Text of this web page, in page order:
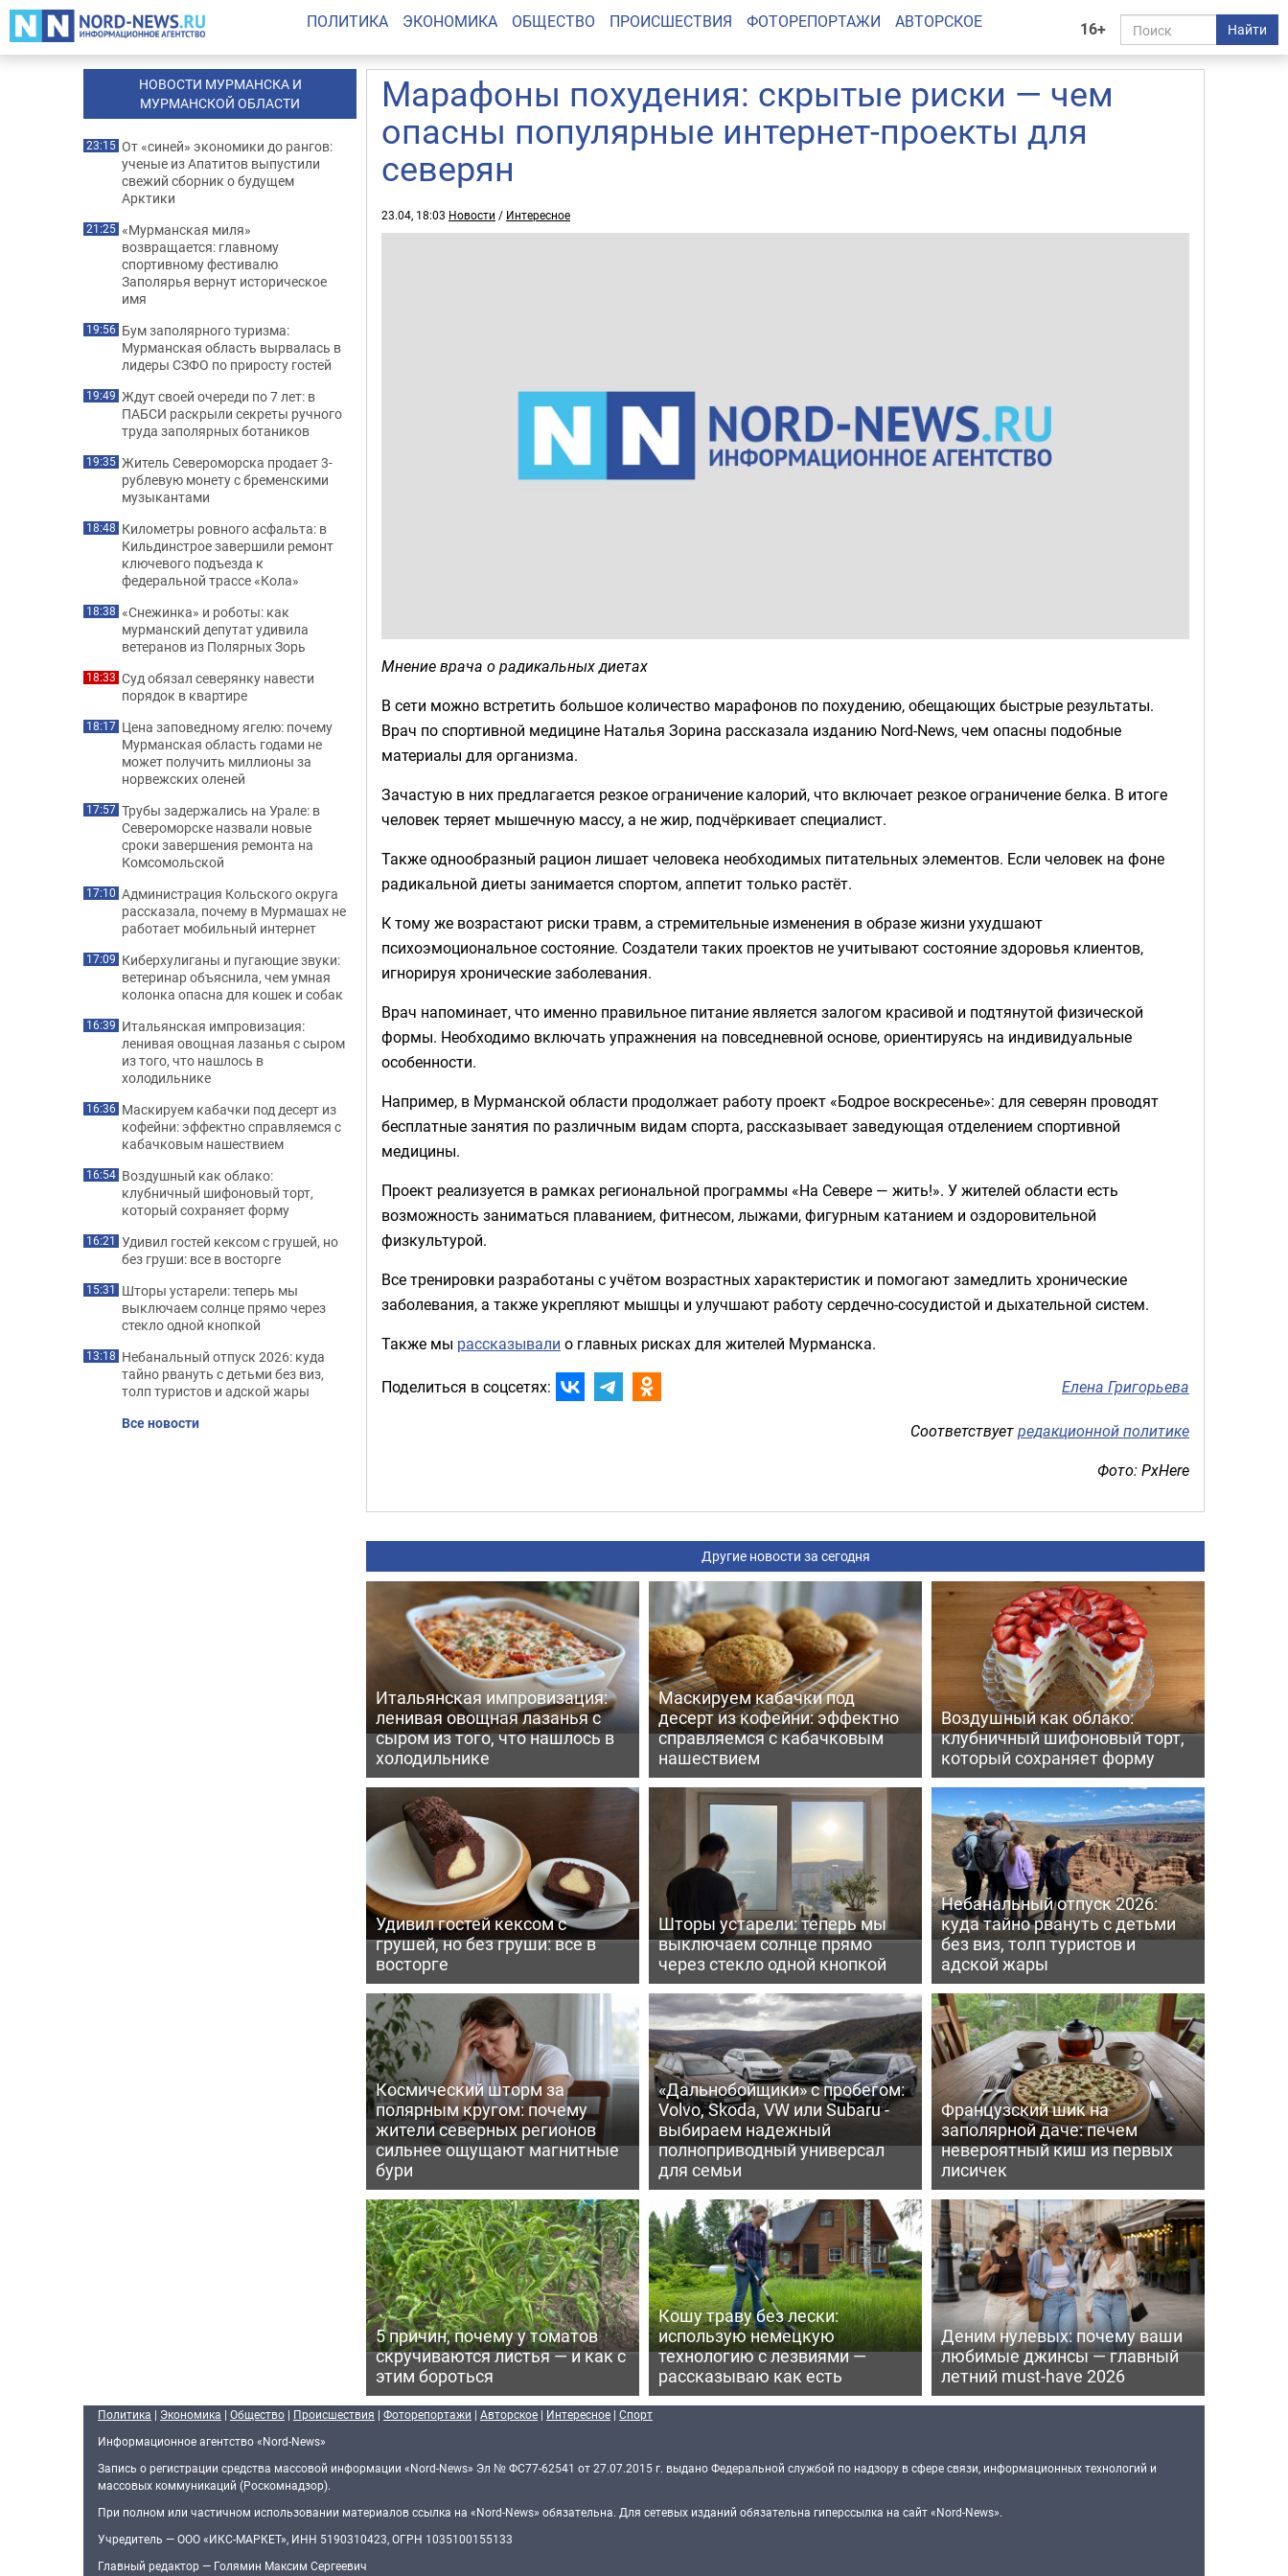
16+ Найти
ПОЛИТИКА ЭКОНОМИКА ОБЩЕСТВО ПРОИСШЕСТВИЯ ФОТОРЕПОРТАЖИ АВТОРСКОЕ
Марафоны похудения: скрытые риски — чем
опасны популярные интернет-проекты для
северян
23.04, 18:03 Новости / Интересное
Мнение врача о радикальных диетах
В сети можно встретить большое количество марафонов по похудению, обещающих быстрые результаты.
Врач по спортивной медицине Наталья Зорина рассказала изданию Nord-News, чем опасны подобные
материалы для организма.
Зачастую в них предлагается резкое ограничение калорий, что включает резкое ограничение белка. В итоге
человек теряет мышечную массу, а не жир, подчёркивает специалист.
Также однообразный рацион лишает человека необходимых питательных элементов. Если человек на фоне
радикальной диеты занимается спортом, аппетит только растёт.
К тому же возрастают риски травм, а стремительные изменения в образе жизни ухудшают
психоэмоциональное состояние. Создатели таких проектов не учитывают состояние здоровья клиентов,
игнорируя хронические заболевания.
Врач напоминает, что именно правильное питание является залогом красивой и подтянутой физической
формы. Необходимо включать упражнения на повседневной основе, ориентируясь на индивидуальные
особенности.
Например, в Мурманской области продолжает работу проект «Бодрое воскресенье»: для северян проводят
бесплатные занятия по различным видам спорта, рассказывает заведующая отделением спортивной
медицины.
Проект реализуется в рамках региональной программы «На Севере — жить!». У жителей области есть
возможность заниматься плаванием, фитнесом, лыжами, фигурным катанием и оздоровительной
физкультурой.
Все тренировки разработаны с учётом возрастных характеристик и помогают замедлить хронические
заболевания, а также укрепляют мышцы и улучшают работу сердечно-сосудистой и дыхательной систем.
Также мы рассказывали о главных рисках для жителей Мурманска.
Поделиться в соцсетях: Елена Григорьева
Соответствуетредакционной политике
Фото: PxHere
Другие новости за сегодня
Итальянская импровизация:
ленивая овощная лазанья с
сыром из того, что нашлось в
холодильнике
Маскируем кабачки под
десерт из кофейни: эффектно
справляемся с кабачковым
нашествием
Воздушный как облако:
клубничный шифоновый торт,
который сохраняет форму
Удивил гостей кексом с
грушей, но без груши: все в
восторге
Шторы устарели: теперь мы
выключаем солнце прямо
через стекло одной кнопкой
Небанальный отпуск 2026:
куда тайно рвануть с детьми
без виз, толп туристов и
адской жары
Космический шторм за
полярным кругом: почему
жители северных регионов
сильнее ощущают магнитные
бури
«Дальнобойщики» с пробегом:
Volvo, Skoda, VW или Subaru -
выбираем надежный
полноприводный универсал
для семьи
Французский шик на
заполярной даче: печем
невероятный киш из первых
лисичек
5 причин, почему у томатов
скручиваются листья — и как с
этим бороться
Кошу траву без лески:
использую немецкую
технологию с лезвиями —
рассказываю как есть
Деним нулевых: почему ваши
любимые джинсы — главный
летний must-have 2026
НОВОСТИ МУРМАНСКА И
МУРМАНСКОЙ ОБЛАСТИ
23:15 От «синей» экономики до рангов:
ученые из Апатитов выпустили
свежий сборник о будущем
Арктики
21:25 «Мурманская миля»
возвращается: главному
спортивному фестивалю
Заполярья вернут историческое
имя
19:56 Бум заполярного туризма:
Мурманская область вырвалась в
лидеры СЗФО по приросту гостей
19:49 Ждут своей очереди по 7 лет: в
ПАБСИ раскрыли секреты ручного
труда заполярных ботаников
19:35 Житель Североморска продает 3-
рублевую монету с бременскими
музыкантами
18:48 Километры ровного асфальта: в
Кильдинстрое завершили ремонт
ключевого подъезда к
федеральной трассе «Кола»
18:38 «Снежинка» и роботы: как
мурманский депутат удивила
ветеранов из Полярных Зорь
18:33 Суд обязал северянку навести
порядок в квартире
18:17 Цена заповедному ягелю: почему
Мурманская область годами не
может получить миллионы за
норвежских оленей
17:57 Трубы задержались на Урале: в
Североморске назвали новые
сроки завершения ремонта на
Комсомольской
17:10 Администрация Кольского округа
рассказала, почему в Мурмашах не
работает мобильный интернет
17:09 Киберхулиганы и пугающие звуки:
ветеринар объяснила, чем умная
колонка опасна для кошек и собак
16:39 Итальянская импровизация:
ленивая овощная лазанья с сыром
из того, что нашлось в
холодильнике
16:36 Маскируем кабачки под десерт из
кофейни: эффектно справляемся с
кабачковым нашествием
16:54 Воздушный как облако:
клубничный шифоновый торт,
который сохраняет форму
16:21 Удивил гостей кексом с грушей, но
без груши: все в восторге
15:31 Шторы устарели: теперь мы
выключаем солнце прямо через
стекло одной кнопкой
13:18 Небанальный отпуск 2026: куда
тайно рвануть с детьми без виз,
толп туристов и адской жары
Все новости
Политика | Экономика | Общество | Происшествия | Фоторепортажи | Авторское | Интересное | Спорт
Информационное агентство «Nord-News»
Запись о регистрации средства массовой информации «Nord-News» Эл № ФС77-62541 от 27.07.2015 г. выдано Федеральной службой по надзору в сфере связи, информационных технологий и
массовых коммуникаций (Роскомнадзор).
При полном или частичном использовании материалов ссылка на «Nord-News» обязательна. Для сетевых изданий обязательна гиперссылка на сайт «Nord-News».
Учредитель — ООО «ИКС-МАРКЕТ», ИНН 5190310423, ОГРН 1035100155133
Главный редактор — Голямин Максим Сергеевич